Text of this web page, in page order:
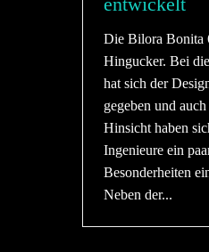
Die Bilora Bonita
Hingucker. Bei
hat sich der
gegeben und
Hinsicht haben
Ingenieure ein
Besonderheiten
Neben der...